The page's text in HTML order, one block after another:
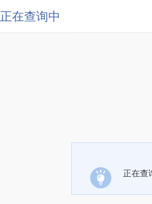
正在查询中
正在查